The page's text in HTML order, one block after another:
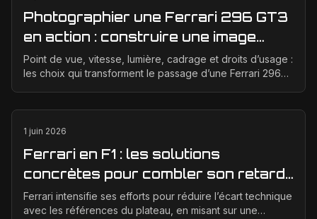
Photographier une Ferrari 296 GT3
en action : construire une image
éditoriale qui raconte la course
Point de vue, vitesse, lumière, cadrage et droits d’usage :
les choix qui transforment le passage d’une Ferrari 296
1 juin 2026
Ferrari en F1 : les solutions
concrètes pour combler son retard
technique en 2026
Ferrari intensifie ses efforts pour réduire l’écart technique
avec les références du plateau, en misant sur une